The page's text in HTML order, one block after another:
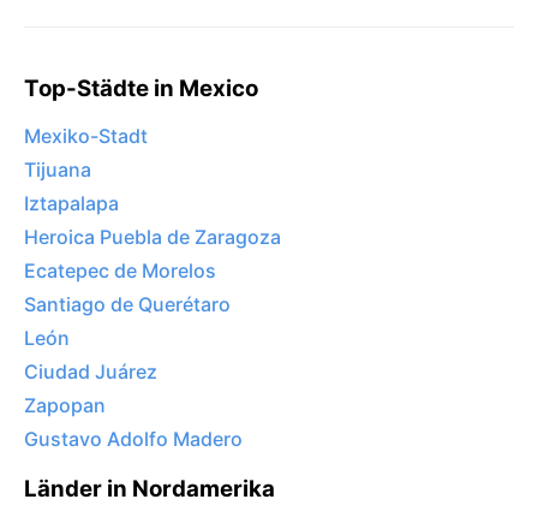
Top-Städte in Mexico
Mexiko-Stadt
Tijuana
Iztapalapa
Heroica Puebla de Zaragoza
Ecatepec de Morelos
Santiago de Querétaro
León
Ciudad Juárez
Zapopan
Gustavo Adolfo Madero
Länder in Nordamerika